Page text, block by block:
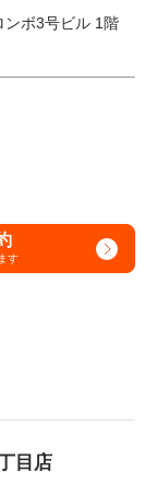
ンボ3号ビル 1階
す
目店